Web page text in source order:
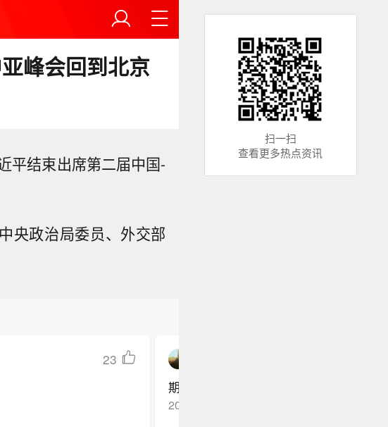
峰会回到北京
平结束出席第二届中国-
央政治局委员、外交部
23
期待合作共赢
2025-06-18
扫一扫
查看更多热点资讯